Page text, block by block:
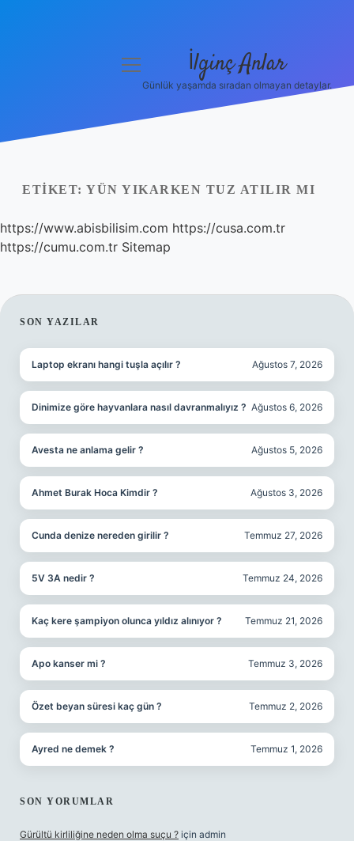
Yasal Uyarı
Hakkımızda
menüyü
İlginç Anlar
Günlük yaşamda sıradan olmayan detaylar.
ETIKET: YÜN YIKARKEN TUZ ATILIR MI
https://www.abisbilisim.com https://cusa.com.tr
https://cumu.com.tr Sitemap
SIDEBAR
SON YAZILAR
Laptop ekranı hangi tuşla açılır ? Ağustos 7, 2026
Dinimize göre hayvanlara nasıl davranmalıyız ? Ağustos 6, 2026
Avesta ne anlama gelir ? Ağustos 5, 2026
Ahmet Burak Hoca Kimdir ? Ağustos 3, 2026
Cunda denize nereden girilir ? Temmuz 27, 2026
5V 3A nedir ? Temmuz 24, 2026
Kaç kere şampiyon olunca yıldız alınıyor ? Temmuz 21, 2026
Apo kanser mi ? Temmuz 3, 2026
Özet beyan süresi kaç gün ? Temmuz 2, 2026
Ayred ne demek ? Temmuz 1, 2026
SON YORUMLAR
Gürültü kirliliğine neden olma suçu ? için admin